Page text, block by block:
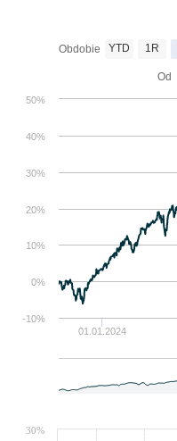
01.01.2024
-10%
0%
10%
20%
30%
40%
50%
Obdobie YTD 1R
Od
30%